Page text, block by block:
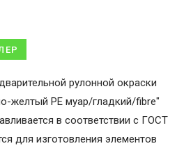
рулонной окраски
желтый PE муар/гладкий/fibre"
в соответствии с ГОСТ
для изготовления элементов